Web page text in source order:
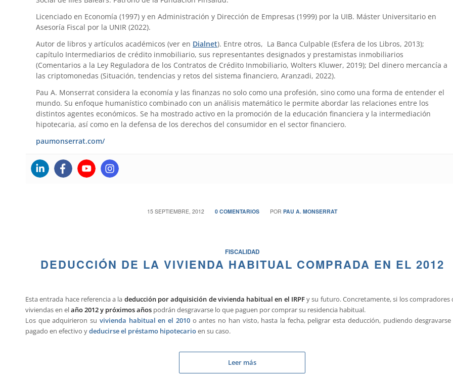
Licenciado en Economía (1997) y en Administración y Dirección de Empresas (1999) por la UIB. Máster Universitario en
Asesoría Fiscal por la UNIR (2022).
Autor de libros y artículos académicos (ver en Dialnet). Entre otros, La Banca Culpable (Esfera de los Libros, 2013);
capítulo Intermediarios de crédito inmobiliario, sus representantes designados y prestamistas inmobiliarios
(Comentarios a la Ley Reguladora de los Contratos de Crédito Inmobiliario, Wolters Kluwer, 2019); Del dinero mercancía a
las criptomonedas (Situación, tendencias y retos del sistema financiero, Aranzadi, 2022).
Pau A. Monserrat considera la economía y las finanzas no solo como una profesión, sino como una forma de entender el
mundo. Su enfoque humanístico combinado con un análisis matemático le permite abordar las relaciones entre los
distintos agentes económicos. Se ha mostrado activo en la promoción de la educación financiera y la intermediación
hipotecaria, así como en la defensa de los derechos del consumidor en el sector financiero.
paumonserrat.com/
15 SEPTIEMBRE, 2012
/ 0 COMENTARIOS
/ PORPAU A. MONSERRAT
FISCALIDAD
DEDUCCIÓN DE LA VIVIENDA HABITUAL COMPRADA EN EL 2012
Esta entrada hace referencia a la deducción por adquisición de vivienda habitual en el IRPFy su futuro. Concretamente, si los compradores
viviendas en elaño 2012 y próximos años podrán desgravarse lo que paguen por comprar su residencia habitual.
Los que adquirieron su vivienda habitual en el 2010o antes no han visto, hasta la fecha, peligrar esta deducción, pudiendo desgravarse
pagado en efectivo ydeducirse el préstamo hipotecarioen su caso.
Leer más